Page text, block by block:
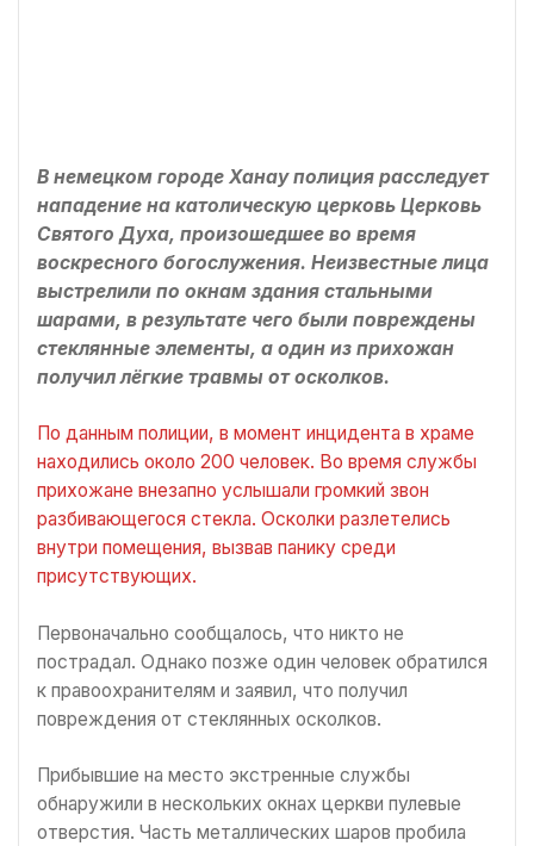
В немецком городе Ханау полиция расследует
нападение на католическую церковь Церковь
Святого Духа, произошедшее во время
воскресного богослужения. Неизвестные лица
выстрелили по окнам здания стальными
шарами, в результате чего были повреждены
стеклянные элементы, а один из прихожан
получил лёгкие травмы от осколков.
По данным полиции, в момент инцидента в храме
находились около 200 человек. Во время службы
прихожане внезапно услышали громкий звон
разбивающегося стекла. Осколки разлетелись
внутри помещения, вызвав панику среди
присутствующих.
Первоначально сообщалось, что никто не
пострадал. Однако позже один человек обратился
к правоохранителям и заявил, что получил
повреждения от стеклянных осколков.
Прибывшие на место экстренные службы
обнаружили в нескольких окнах церкви пулевые
отверстия. Часть металлических шаров пробила